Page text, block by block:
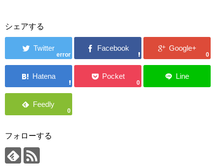
シェアする
error 0
0
0
フォローする